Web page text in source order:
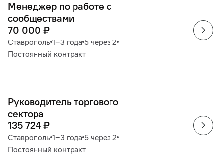
Менеджер по работе с
сообществами
70 000 ₽
Ставрополь 1‒3 года 5 через 2
Постоянный контракт
Руководитель торгового
сектора
135 724 ₽
Ставрополь 1‒3 года 5 через 2
Постоянный контракт